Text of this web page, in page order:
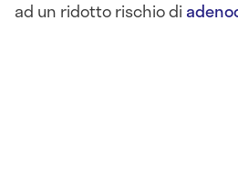
ad un ridotto rischio di